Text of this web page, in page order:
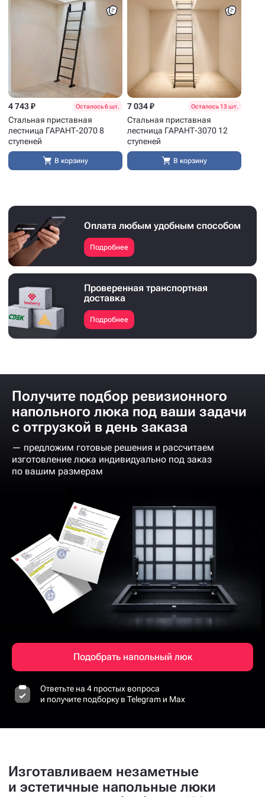
4 743 ₽ Осталось 6 шт.
Стальная приставная
лестница ГАРАНТ-2070 8
ступеней
В корзину
7 034 ₽ Осталось 13 шт.
Стальная приставная
лестница ГАРАНТ-3070 12
ступеней
В корзину
Оплата любым удобным способом
Подробнее
Проверенная транспортная
доставка
Подробнее
Получите подбор ревизионного
напольного люка под ваши задачи
с отгрузкой в день заказа
— предложим готовые решения и рассчитаем
изготовление люка индивидуально под заказ
по вашим размерам
Подобрать напольный люк
Ответьте на 4 простых вопроса
и получите подборку в Telegram и Max
Изготавливаем незаметные
и эстетичные напольные люки